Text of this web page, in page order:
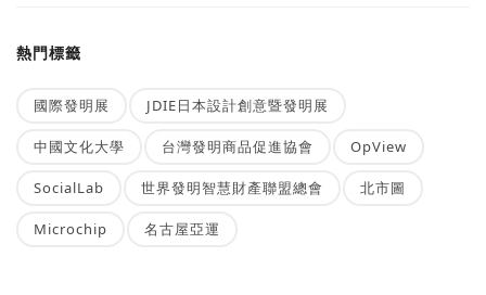
熱門標籤
國際發明展 JDIE日本設計創意暨發明展
中國文化大學 台灣發明商品促進協會 OpView
SocialLab 世界發明智慧財產聯盟總會 北市圖
Microchip 名古屋亞運